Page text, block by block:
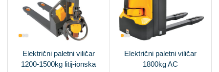
Električni paletni viličar
1200-1500kg litij-ionska
Električni paletni viličar
1800kg AC